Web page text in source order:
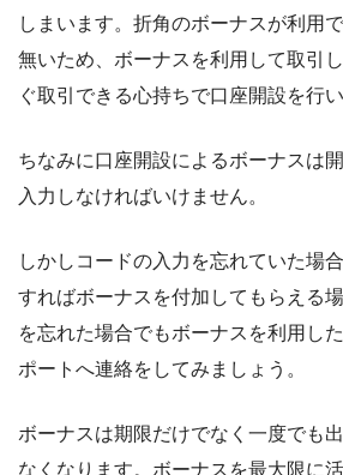
しまいます。折角のボーナスが利用
無いため、ボーナスを利用して取引
ぐ取引できる心持ちで口座開設を行い
ちなみに口座開設によるボーナスは
入力しなければいけません。
しかしコードの入力を忘れていた場
すればボーナスを付加してもらえる
を忘れた場合でもボーナスを利用し
ポートへ連絡をしてみましょう。
ボーナスは期限だけでなく一度でも
なくなります。ボーナスを最大限に